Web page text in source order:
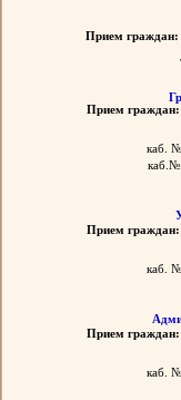
Прием граждан:
Прием граждан:
каб.
Прием граждан:
каб.
Прием граждан:
каб.